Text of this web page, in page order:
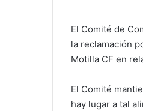
El Comité de
la reclamación
Motilla CF en
El Comité
hay lugar a tal